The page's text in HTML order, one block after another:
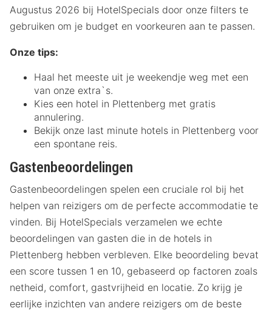
Augustus 2026 bij HotelSpecials door onze filters te
gebruiken om je budget en voorkeuren aan te passen.
Onze tips:
Haal het meeste uit je weekendje weg met een
van onze extra`s.
Kies een hotel in Plettenberg met gratis
annulering.
Bekijk onze last minute hotels in Plettenberg voor
een spontane reis.
Gastenbeoordelingen
Gastenbeoordelingen spelen een cruciale rol bij het
helpen van reizigers om de perfecte accommodatie te
vinden. Bij HotelSpecials verzamelen we echte
beoordelingen van gasten die in de hotels in
Plettenberg hebben verbleven. Elke beoordeling bevat
een score tussen 1 en 10, gebaseerd op factoren zoals
netheid, comfort, gastvrijheid en locatie. Zo krijg je
eerlijke inzichten van andere reizigers om de beste